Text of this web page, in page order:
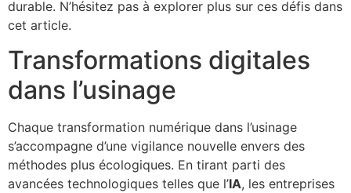
durable. N’hésitez pas à explorer plus sur ces défis dans
cet article.
Transformations digitales
dans l’usinage
Chaque transformation numérique dans l’usinage
s’accompagne d’une vigilance nouvelle envers des
méthodes plus écologiques. En tirant parti des
avancées technologiques telles que l’IA, les entreprises